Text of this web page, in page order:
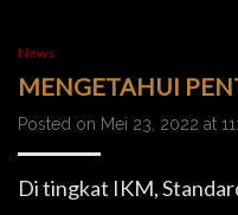
News
MENGETAHUI
Posted on Mei 23, 2022 at
Di tingkat IKM,